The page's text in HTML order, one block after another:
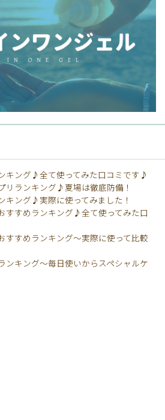
キング♪全て使ってみた口コミです♪
リランキング♪夏場は徹底防備！
キング♪実際に使ってみました！
すすめランキング♪全て使ってみた口
すすめランキング〜実際に使って比較
ンキング〜毎日使いからスペシャルケ